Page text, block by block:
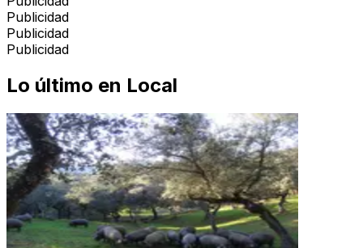
Publicidad
Publicidad
Publicidad
Lo último en Local